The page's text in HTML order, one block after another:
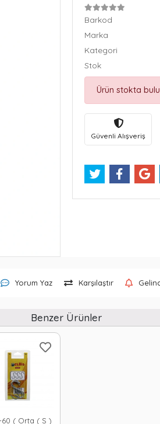
Barkod
Marka
Kategori
Stok
Ürün stokta
Güvenli Alışveriş
Yorum Yaz Karşılaştır
Benzer Ürünler
60 ( Orta ( S )